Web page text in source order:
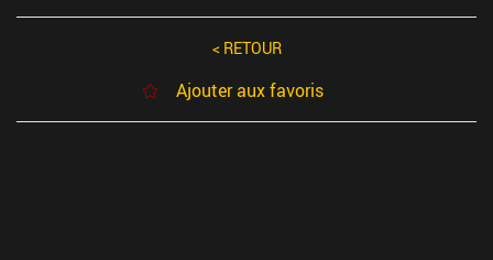
< RETOUR
Ajouter aux favoris